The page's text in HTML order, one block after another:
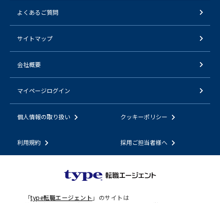
よくあるご質問
サイトマップ
会社概要
マイページログイン
個人情報の取り扱い クッキーポリシー
利用規約 採用ご担当者様へ
「type転職エージェント 」のサイトは